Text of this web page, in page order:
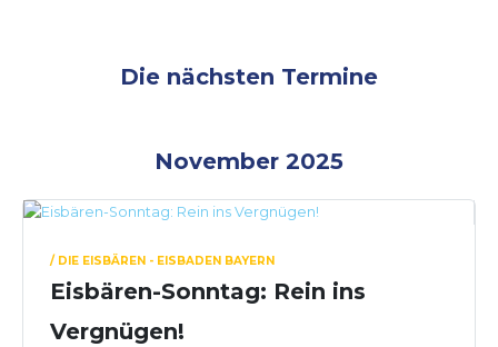
Die nächsten Termine
November 2025
/ DIE EISBÄREN - EISBADEN BAYERN
Eisbären-Sonntag: Rein ins
Vergnügen!